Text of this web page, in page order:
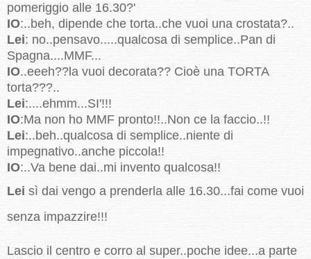
pomeriggio alle 16.30?'
IO:..beh, dipende che torta..che vuoi una crostata?..
Lei: no..pensavo.....qualcosa di semplice..Pan di
Spagna....MMF...
IO..eeeh??la vuoi decorata?? Cioè una TORTA
torta???..
Lei:....ehmm...SI'!!!
IO:Ma non ho MMF pronto!!..Non ce la faccio..!!
Lei:..beh..qualcosa di semplice..niente di
impegnativo..anche piccola!!
IO:..Va bene dai..mi invento qualcosa!!
Lei sì dai vengo a prenderla alle 16.30...fai come vuoi
senza impazzire!!!
Lascio il centro e corro al super..poche idee...a parte